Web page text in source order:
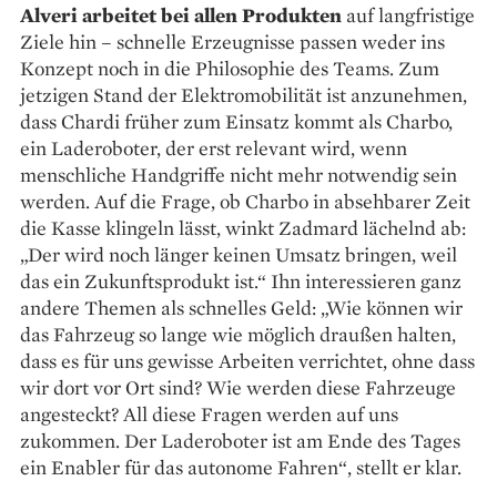
Alveri arbeitet bei allen Pro­dukten auf langfristige
Ziele hin – schnelle Erzeugnisse passen weder ins
Konzept noch in die Philosophie des Teams. Zum
jetzigen Stand der Elektromobilität ist anzunehmen,
dass Chardi früher zum Einsatz kommt als Charbo,
ein Lade­roboter, der erst relevant wird, wenn
menschliche Handgriffe nicht mehr notwendig sein
werden. Auf die Frage, ob Charbo in absehbarer Zeit
die Kasse klingeln lässt, winkt Zadmard lächelnd ab:
„Der wird noch länger keinen Umsatz bringen, weil
das ein Zukunftsprodukt ist.“ Ihn interessieren ganz
andere Themen als schnelles Geld: „Wie können wir
das Fahrzeug so lange wie möglich draußen halten,
dass es für uns gewisse Arbeiten verrichtet, ohne dass
wir dort vor Ort sind? Wie werden diese Fahrzeuge
angesteckt? All diese Fragen werden auf uns
zukommen. Der Laderoboter ist am Ende des Tages
ein Enabler für das autonome Fahren“, stellt er klar.